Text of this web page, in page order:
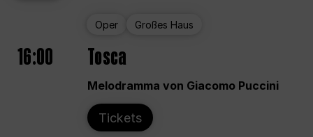
Oper Großes Haus
16:00 Tosca
Melodramma von Giacomo Puccini
Tickets